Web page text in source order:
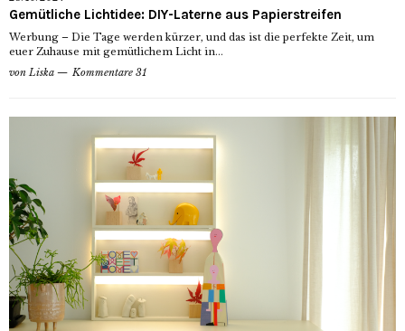
Gemütliche Lichtidee: DIY-Laterne aus Papierstreifen
Werbung – Die Tage werden kürzer, und das ist die perfekte Zeit, um
euer Zuhause mit gemütlichem Licht in...
von Liska Kommentare 31